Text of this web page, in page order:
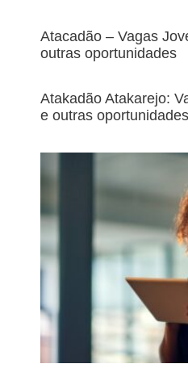
Atacadão – Vagas
outras oportunidades
Atakadão Atakarejo:
e outras oportunidades